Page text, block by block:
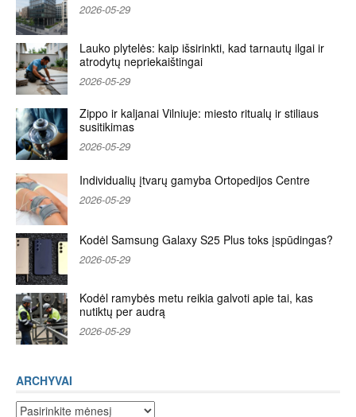
2026-05-29
Lauko plytelės: kaip išsirinkti, kad tarnautų ilgai ir
atrodytų nepriekaištingai
2026-05-29
Zippo ir kaljanai Vilniuje: miesto ritualų ir stiliaus
susitikimas
2026-05-29
Individualių įtvarų gamyba Ortopedijos Centre
2026-05-29
Kodėl Samsung Galaxy S25 Plus toks įspūdingas?
2026-05-29
Kodėl ramybės metu reikia galvoti apie tai, kas
nutiktų per audrą
2026-05-29
ARCHYVAI
Archyvai